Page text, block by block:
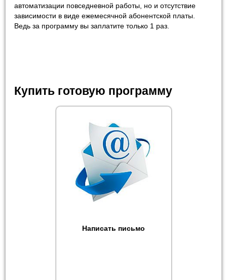
автоматизации повседневной работы, но и отсутствие
зависимости в виде ежемесячной абонентской платы.
Ведь за программу вы заплатите только 1 раз.
Купить готовую программу
Написать письмо